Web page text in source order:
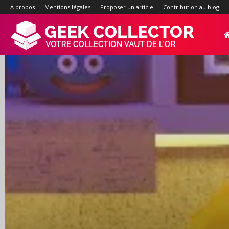
A propos Mentions légales Proposer un article Contribution au blog
d'actualités